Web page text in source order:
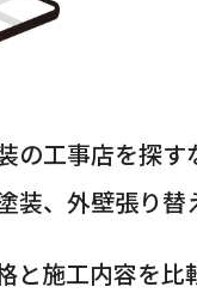
工事店を探す
、外壁張り替
と施工内容を